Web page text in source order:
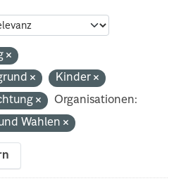
Kinder
Organisationen:
Wahlen